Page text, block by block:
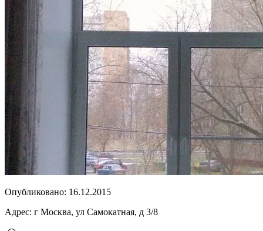
Опубликовано: 16.12.2015
Адрес: г Москва, ул Самокатная, д 3/8